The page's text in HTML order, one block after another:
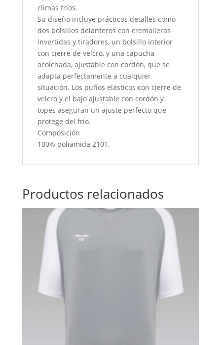
climas fríos.
Su diseño incluye prácticos detalles como
dos bolsillos delanteros con cremalleras
invertidas y tiradores, un bolsillo interior
con cierre de velcro, y una capucha
acolchada, ajustable con cordón, que se
adapta perfectamente a cualquier
situación. Los puños elásticos con cierre de
velcro y el bajo ajustable con cordón y
topes aseguran un ajuste perfecto que
protege del frío.
Composición
100% poliamida 210T.
Productos relacionados